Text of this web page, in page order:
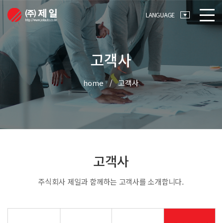
메뉴 바로가기본문 바로가기
LANGUAGE
고객사
home 고객사
고객사
주식회사 제일과 함께하는 고객사를 소개합니다.